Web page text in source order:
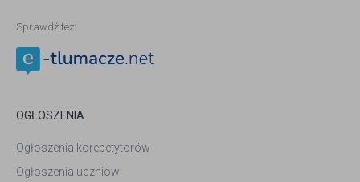
Sprawdź też:
OGŁOSZENIA
Ogłoszenia korepetytorów
Ogłoszenia uczniów